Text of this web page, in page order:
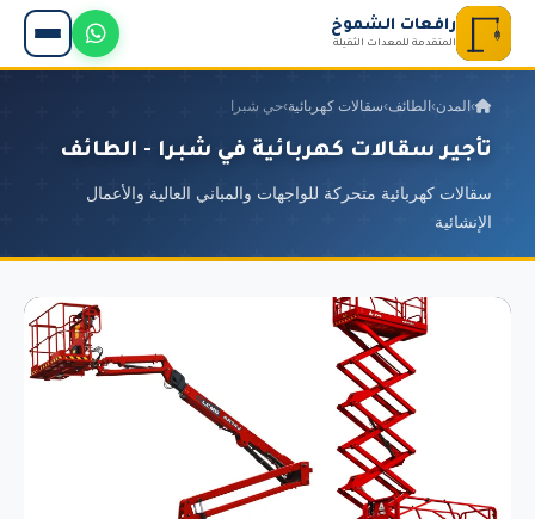
رافعات الشموخ
المتقدمة للمعدات الثقيلة
› المدن› الطائف›سقالات كهربائية›حي شبرا
تأجير سقالات كهربائية في شبرا - الطائف
سقالات كهربائية متحركة للواجهات والمباني العالية والأعمال
الإنشائية